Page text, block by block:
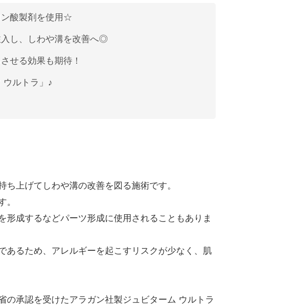
ン酸製剤を使用☆
し、しわや溝を改善へ◎
せる効果も期待！
ウルトラ」♪
上げてしわや溝の改善を図る施術です。
。
成するなどパーツ形成に使用されることもありま
あるため、アレルギーを起こすリスクが少なく、肌
の承認を受けたアラガン社製ジュビターム ウルトラ